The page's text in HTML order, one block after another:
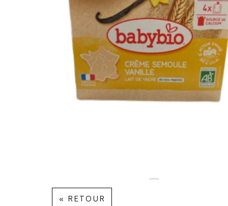
« RETOUR